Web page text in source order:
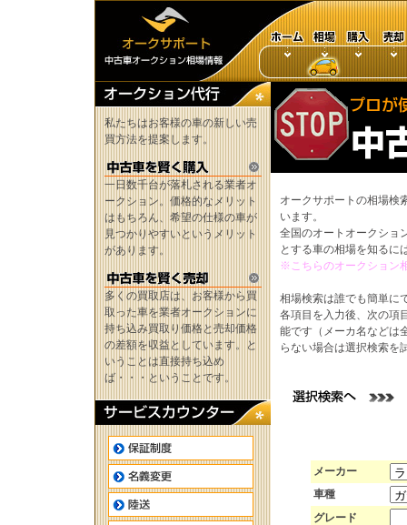
私たちはお客様の車の新しい売
買方法を提案します。
一日数千台が落札される業者オ
ークション。価格的なメリット
はもちろん、希望の仕様の車が
見つかりやすいというメリット
があります。
多くの買取店は、お客様から買
取った車を業者オークションに
持ち込み買取り価格と売却価格
の差額を収益としています。と
いうことは直接持ち込め
ば・・・ということです。
オークサポートの相場検
います。
全国のオートオークショ
とする車の相場を知るに
※こちらのオークション
相場検索は誰でも簡単に
各項目を入力後、次の項
能です（メーカ名などは
らない場合は選択検索を
メーカー
車種
グレード